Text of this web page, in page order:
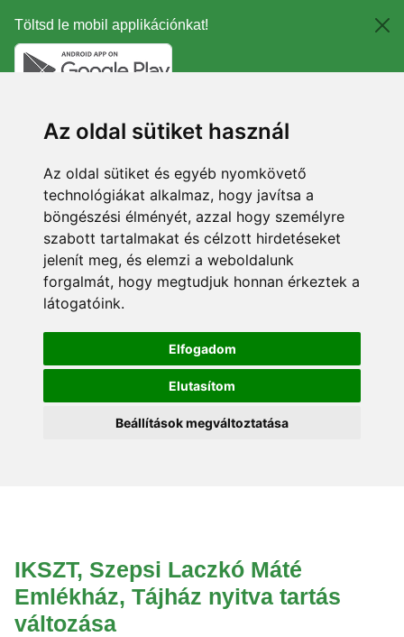
Töltsd le mobil applikációnkat!
Az oldal sütiket használ
Az oldal sütiket és egyéb nyomkövető
technológiákat alkalmaz, hogy javítsa a
böngészési élményét, azzal hogy személyre
szabott tartalmakat és célzott hirdetéseket
jelenít meg, és elemzi a weboldalunk
forgalmát, hogy megtudjuk honnan érkeztek a
látogatóink.
Elfogadom
Elutasítom
Beállítások megváltoztatása
IKSZT, Szepsi Laczkó Máté
Emlékház, Tájház nyitva tartás
változása